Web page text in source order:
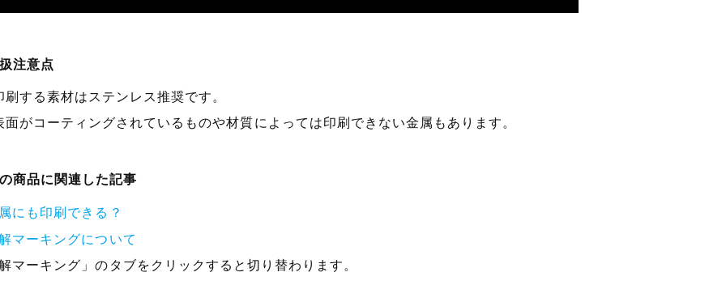
注意点
刷する素材はステンレス推奨です。
面がコーティングされているものや材質によっては印刷できない金属もあります。
商品に関連した記事
にも印刷できる？
マーキングについて
マーキング」のタブをクリックすると切り替わります。